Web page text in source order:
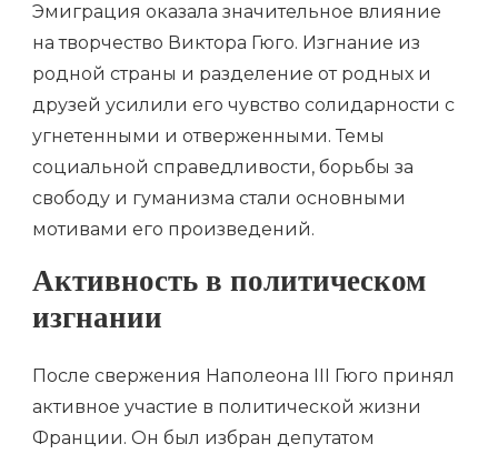
Эмиграция оказала значительное влияние
на творчество Виктора Гюго. Изгнание из
родной страны и разделение от родных и
друзей усилили его чувство солидарности с
угнетенными и отверженными. Темы
социальной справедливости, борьбы за
свободу и гуманизма стали основными
мотивами его произведений.
Активность в политическом
изгнании
После свержения Наполеона III Гюго принял
активное участие в политической жизни
Франции. Он был избран депутатом